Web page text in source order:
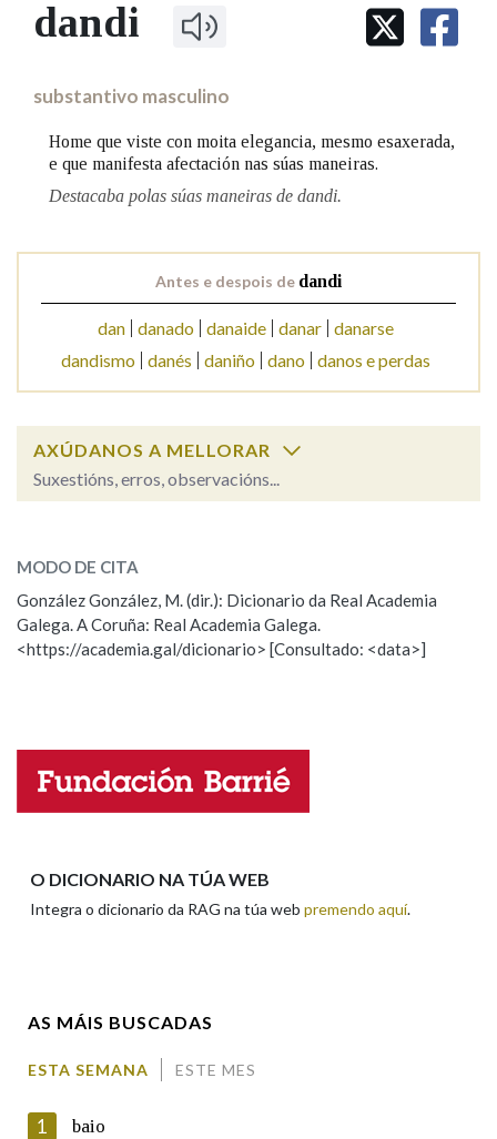
IDENTIDADE CORPORATIVA
MARCIAL DEL ADALID
FIGURAS HOMENAXEADAS
PRIMAVERA DAS LETRAS
PORTAL DAS PALABRAS
Facebook
TwitterYoutubeInstagram
Bluesky
BUSCAR NOS LEMAS
Remata por
BUSCAR NO CONTIDO
Nas definicións
Nos exemplos
Na fraseoloxía
OUTRAS OPCIÓNS DE BUSCA
Pertence a
LIMPAR
dandi
substantivo masculino
Home que viste con moita elegancia, mesmo esaxerada,
e que manifesta afectación nas súas maneiras.
Destacaba polas súas maneiras de dandi.
Antes e despois de dandi
dan danado danaide danar danarse
dandismo danés daniño dano danos e perdas
AXÚDANOS A MELLORAR
Suxestións, erros, observacións...
ESCOLLE UNHA OPCIÓN:
Observación Hai un erro na palabra
Propoño mellorar a definición
Nome
MODO DE CITA
González González, M. (dir.): Dicionario da Real Academia
Galega. A Coruña: Real Academia Galega.
<https://academia.gal/dicionario> [Consultado: <data>]
O DICIONARIO NA TÚA WEB
Integra o dicionario da RAG na túa web premendo aquí.
AS MÁIS BUSCADAS
ESTA SEMANA ESTE MES
1 baio